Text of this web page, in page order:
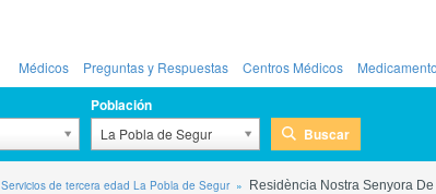
Médicos Preguntas y Respuestas Centros Médicos
Población
La Pobla de Segur Buscar
Servicios de tercera edad La Pobla de Segur Residència Nostra Senyora